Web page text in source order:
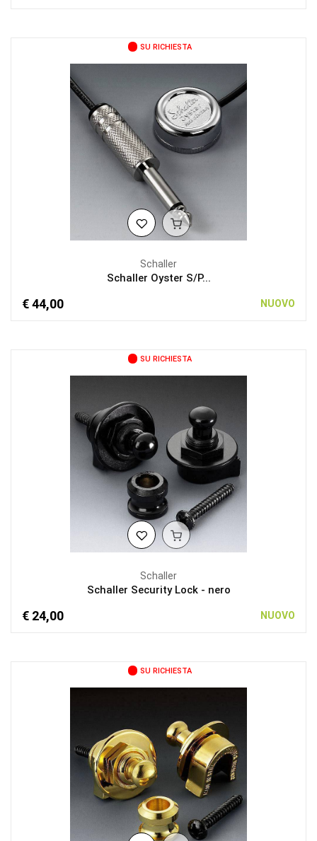
SU RICHIESTA
Schaller
Schaller Oyster S/P...
€ 44,00 NUOVO
SU RICHIESTA
Schaller
Schaller Security Lock - nero
€ 24,00 NUOVO
SU RICHIESTA